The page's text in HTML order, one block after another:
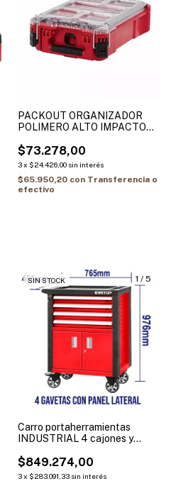
PACKOUT ORGANIZADOR
POLIMERO ALTO IMPACTO
$73.278,00
3x $24.426,00 sin interés
$65.950,20 con Transferencia o
efectivo
1 / 5
SIN STOCK
Carro portaherramientas
INDUSTRIAL 4 cajones y
$849.274,00
3x $283.091,33 sin interés